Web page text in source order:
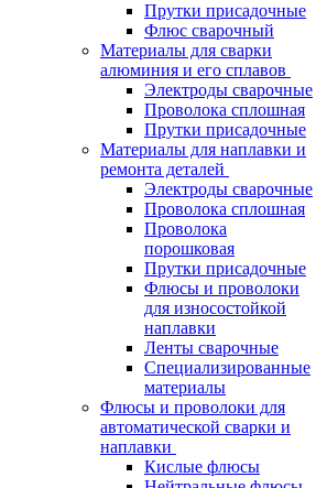
Прутки присадочные
Флюс сварочный
Материалы для сварки
алюминия и его сплавов
Электроды сварочные
Проволока сплошная
Прутки присадочные
Материалы для наплавки и
ремонта деталей
Электроды сварочные
Проволока сплошная
Проволока
порошковая
Прутки присадочные
Флюсы и проволоки
для износостойкой
наплавки
Ленты сварочные
Специализированные
материалы
Флюсы и проволоки для
автоматической сварки и
наплавки
Кислые флюсы